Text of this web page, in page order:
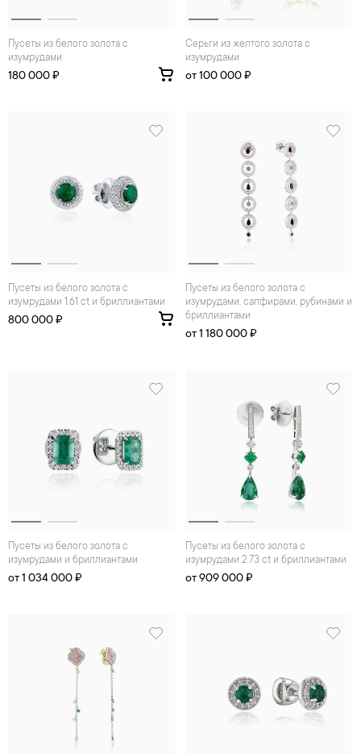
Пусеты из белого золота с
изумрудами
180 000 ₽
Серьги из желтого золота с
изумрудами
от 100 000 ₽
Пусеты из белого золота с
изумрудами 1.61 ct и бриллиантами
800 000 ₽
Пусеты из белого золота с
изумрудами, сапфирами, рубинами и
бриллиантами
от 1 180 000 ₽
Пусеты из белого золота с
изумрудами и бриллиантами
от 1 034 000 ₽
Пусеты из белого золота с
изумрудами 2.73 ct и бриллиантами
от 909 000 ₽